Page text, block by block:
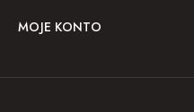
MOJE KONTO